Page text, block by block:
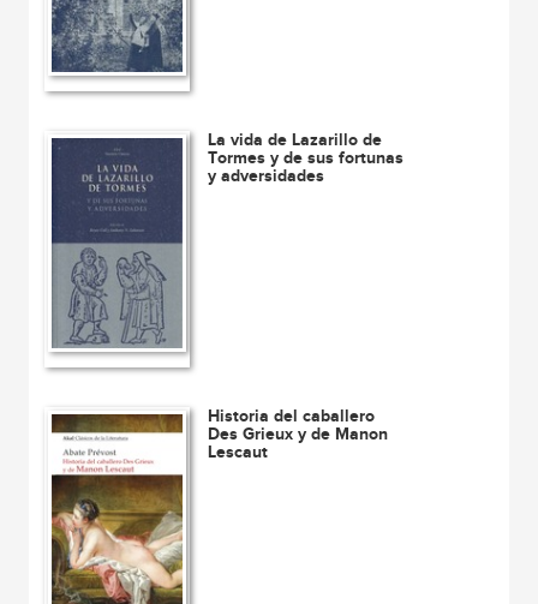
La vida de Lazarillo de
Tormes y de sus fortunas
y adversidades
Historia del caballero
Des Grieux y de Manon
Lescaut